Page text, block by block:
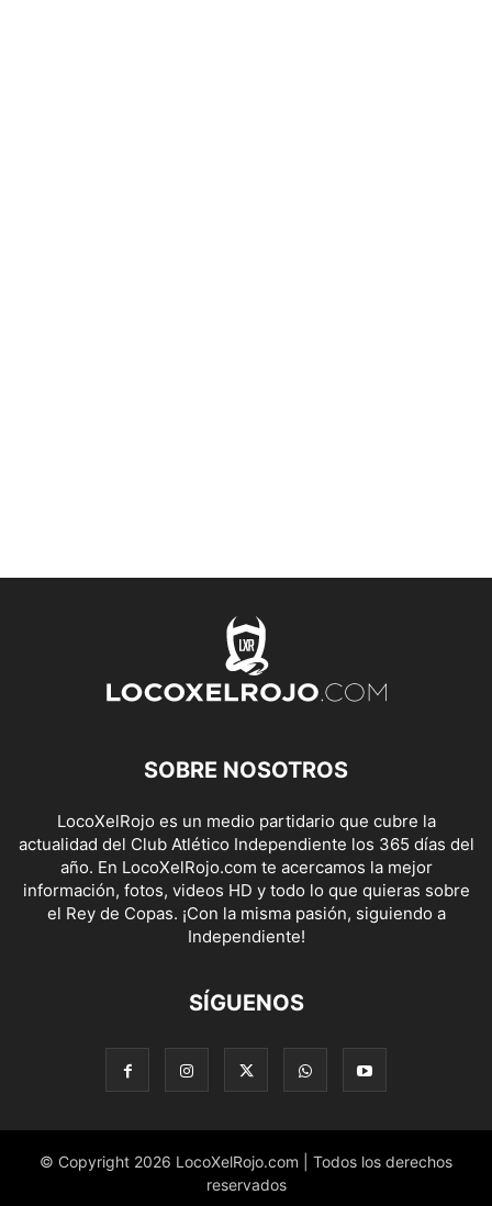
SOBRE NOSOTROS
LocoXelRojo es un medio partidario que cubre la
actualidad del Club Atlético Independiente los 365 días del
año. En LocoXelRojo.com te acercamos la mejor
información, fotos, videos HD y todo lo que quieras sobre
el Rey de Copas. ¡Con la misma pasión, siguiendo a
Independiente!
SÍGUENOS
© Copyright 2026 LocoXelRojo.com | Todos los derechos
reservados